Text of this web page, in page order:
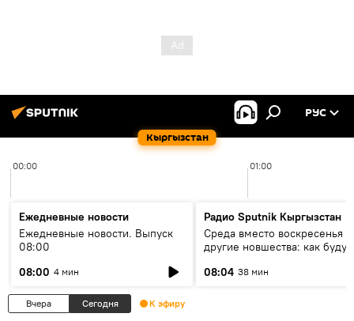
Кыргызстан
РУС
00:00 01:00
Ежедневные новости
Ежедневные новости. Выпуск
08:00
08:00 4 мин
Радио Sputnik Кыргызстан
Среда вместо воскресенья и
другие новшества: как будут
08:04 38 мин
Вчера Сегодня К эфиру